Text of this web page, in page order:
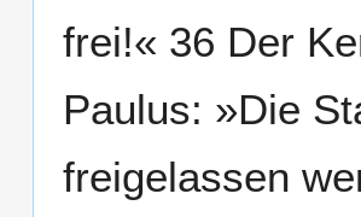
frei!« 36 Der
Paulus: »Die
freigelassen